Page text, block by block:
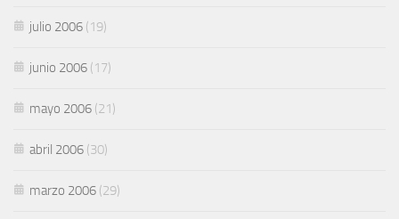
julio 2006 (19)
junio 2006 (17)
mayo 2006 (21)
abril 2006 (30)
marzo 2006 (29)